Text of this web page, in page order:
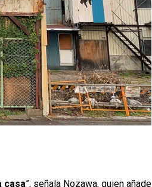
casa”, señala Nozawa, quien añade